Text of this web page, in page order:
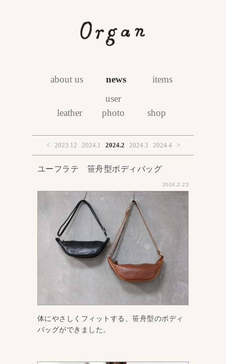
about us news items
leather
user
photo
shop
< 2023.12 2024.1 2024.2 2024.3 2024.4 >
ユーフラテ 笹舟型ボディバッグ
2024.2.23
体にやさしくフィットする、笹舟型のボディ
バッグができました。